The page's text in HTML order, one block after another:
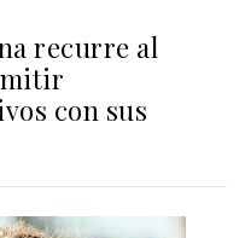
recurre al
con sus